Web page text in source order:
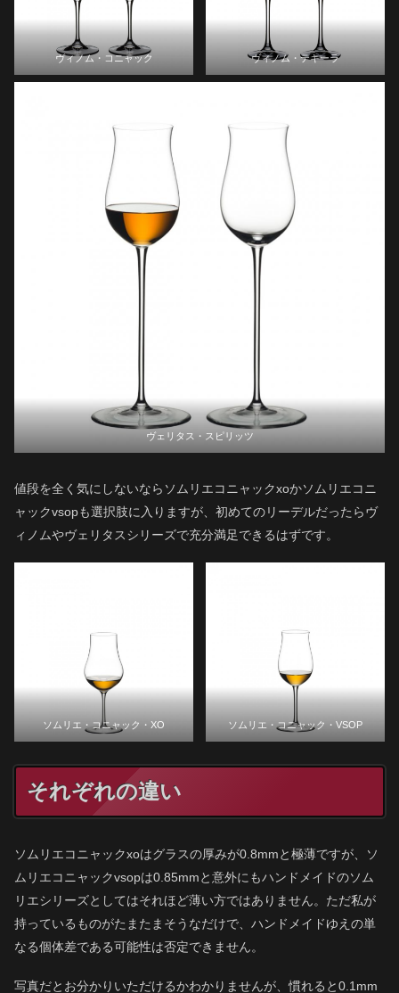
ヴィノム・コニャック ヴィノム・テキーラ
ヴェリタス・スピリッツ
値段を全く気にしないならソムリエコニャックxoかソムリエコニ
ャックvsopも選択肢に入りますが、初めてのリーデルだったらヴ
ィノムやヴェリタスシリーズで充分満足できるはずです。
ソムリエ・コニャック・XO ソムリエ・コニャック・VSOP
それぞれの違い
ソムリエコニャックxoはグラスの厚みが0.8mmと極薄ですが、ソ
ムリエコニャックvsopは0.85mmと意外にもハンドメイドのソム
リエシリーズとしてはそれほど薄い方ではありません。ただ私が
持っているものがたまたまそうなだけで、ハンドメイドゆえの単
なる個体差である可能性は否定できません。
写真だとお分かりいただけるかわかりませんが、慣れると0.1mm